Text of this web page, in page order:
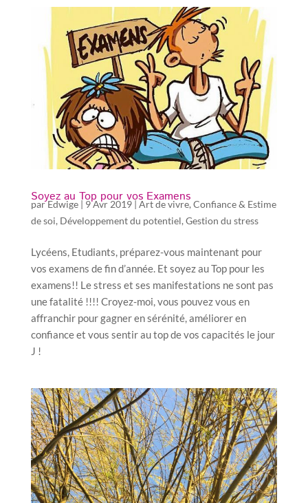
Soyez au Top pour vos Examens
parEdwige| 9 Avr 2019| Art de vivre, Confiance & Estime
de soi, Développement du potentiel, Gestion du stress
Lycéens, Etudiants, préparez-vous maintenant pour
vos examens de fin d’année. Et soyez au Top pour les
examens!! Le stress et ses manifestations ne sont pas
une fatalité !!!! Croyez-moi, vous pouvez vous en
affranchir pour gagner en sérénité, améliorer en
confiance et vous sentir au top de vos capacités le jour
J !